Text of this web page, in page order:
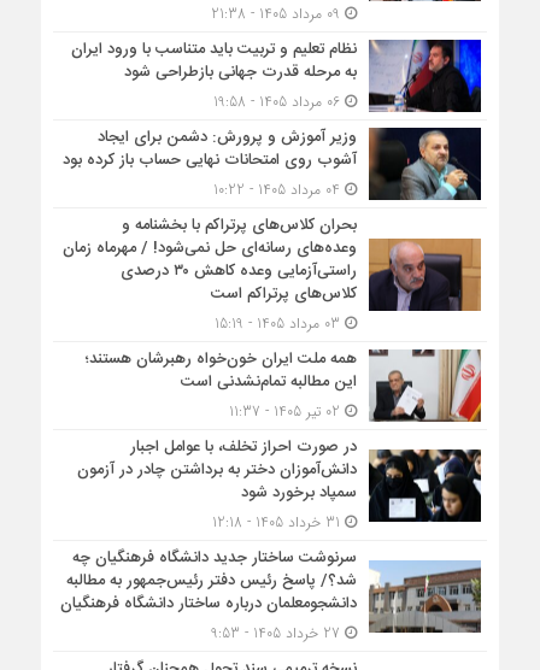
نظام تعلیم و تربیت باید متناسب با ورود ایران
به مرحله قدرت جهانی بازطراحی شود
06 مرداد 1405 - 19:58
وزیر آموزش و پرورش: دشمن برای ایجاد
آشوب روی امتحانات نهایی حساب باز کرده بود
بحران کلاس‌های پرتراکم با بخشنامه و
وعده‌های رسانه‌ای حل نمی‌شود! / مهرماه زمان
راستی‌آزمایی وعده کاهش ۳۰ درصدی
کلاس‌های پرتراکم است
همه ملت ایران خون‌خواه رهبرشان هستند؛
این مطالبه تمام‌نشدنی است
در صورت احراز تخلف، با عوامل اجبار
دانش‌آموزان دختر به برداشتن چادر در آزمون
سمپاد برخورد شود
سرنوشت ساختار جدید دانشگاه فرهنگیان چه
شد؟/ پاسخ رئیس دفتر رئیس‌جمهور به مطالبه
دانشجومعلمان درباره ساختار دانشگاه فرهنگیان